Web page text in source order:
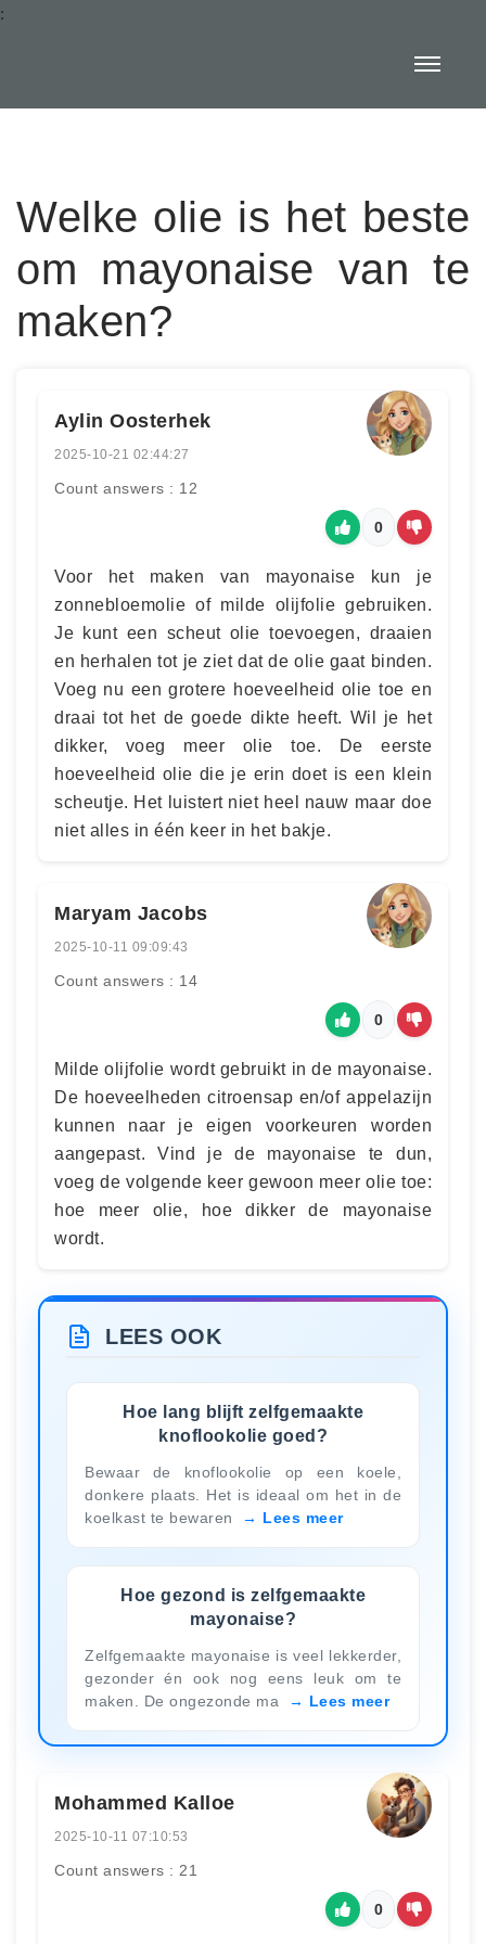
:
Welke olie is het beste
om mayonaise van te
maken?
Aylin Oosterhek
2025-10-21 02:44:27
Count answers : 12
0
Voor het maken van mayonaise kun je
zonnebloemolie of milde olijfolie gebruiken.
Je kunt een scheut olie toevoegen, draaien
en herhalen tot je ziet dat de olie gaat binden.
Voeg nu een grotere hoeveelheid olie toe en
draai tot het de goede dikte heeft. Wil je het
dikker, voeg meer olie toe. De eerste
hoeveelheid olie die je erin doet is een klein
scheutje. Het luistert niet heel nauw maar doe
niet alles in één keer in het bakje.
Maryam Jacobs
2025-10-11 09:09:43
Count answers : 14
0
Milde olijfolie wordt gebruikt in de mayonaise.
De hoeveelheden citroensap en/of appelazijn
kunnen naar je eigen voorkeuren worden
aangepast. Vind je de mayonaise te dun,
voeg de volgende keer gewoon meer olie toe:
hoe meer olie, hoe dikker de mayonaise
wordt.
LEES OOK
Hoe lang blijft zelfgemaakte
knoflookolie goed?
Bewaar de knoflookolie op een koele,
donkere plaats. Het is ideaal om het in de
koelkast te bewaren
Lees meer
Hoe gezond is zelfgemaakte
mayonaise?
Zelfgemaakte mayonaise is veel lekkerder,
gezonder én ook nog eens leuk om te
maken. De ongezonde ma
Lees meer
Mohammed Kalloe
2025-10-11 07:10:53
Count answers : 21
0